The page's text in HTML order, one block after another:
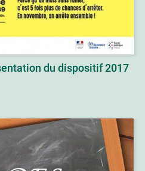
du dispositif 2017